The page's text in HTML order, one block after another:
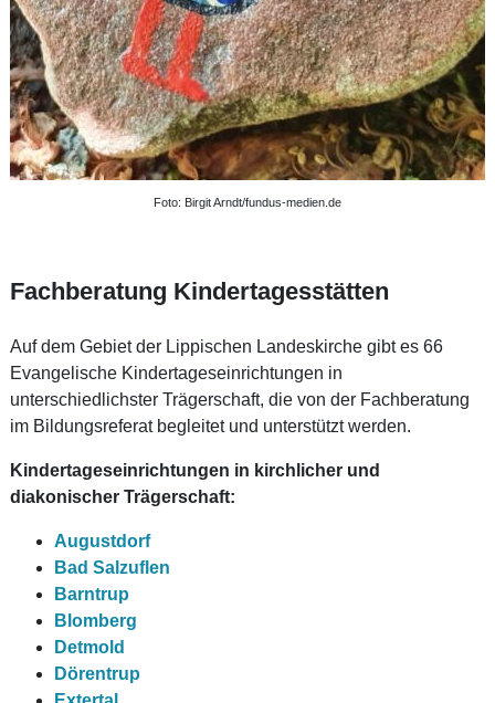
Foto: Birgit Arndt/fundus-medien.de
Fachberatung Kindertagesstätten
Auf dem Gebiet der Lippischen Landeskirche gibt es 66
Evangelische Kindertageseinrichtungen in
unterschiedlichster Trägerschaft, die von der Fachberatung
im Bildungsreferat begleitet und unterstützt werden.
Kindertageseinrichtungen in kirchlicher und
diakonischer Trägerschaft:
Augustdorf
Bad Salzuflen
Barntrup
Blomberg
Detmold
Dörentrup